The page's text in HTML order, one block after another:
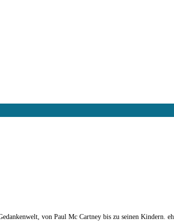
von Paul Mc Cartney bis zu seinen Kindern.